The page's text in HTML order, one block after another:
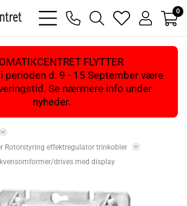
bars
light
phone
magnifying
glass
heart
light
user
light
0
FLYTTER
perioden d. 9 - 15 September være
Se nærmere info under
nyheder.
Rotorstyring effektregulator trinkobler
drives med display